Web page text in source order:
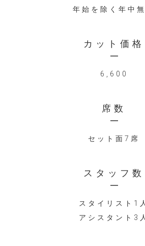
年始を除く年中
カット価格
6,600
席数
セット面7席
スタッフ数
スタイリスト1人
アシスタント3人